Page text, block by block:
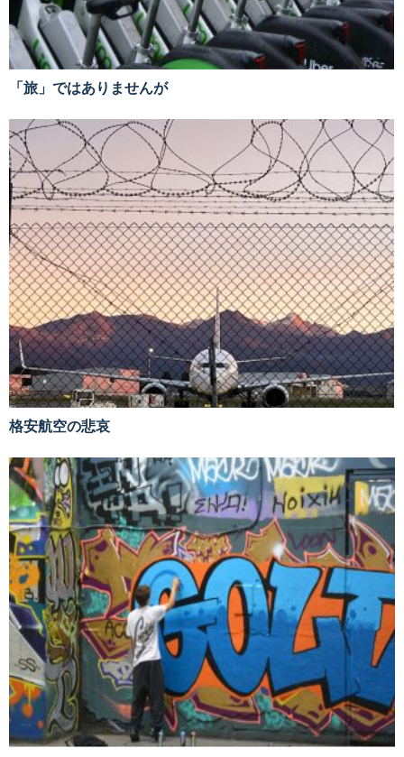
「旅」ではありませんが
格安航空の悲哀